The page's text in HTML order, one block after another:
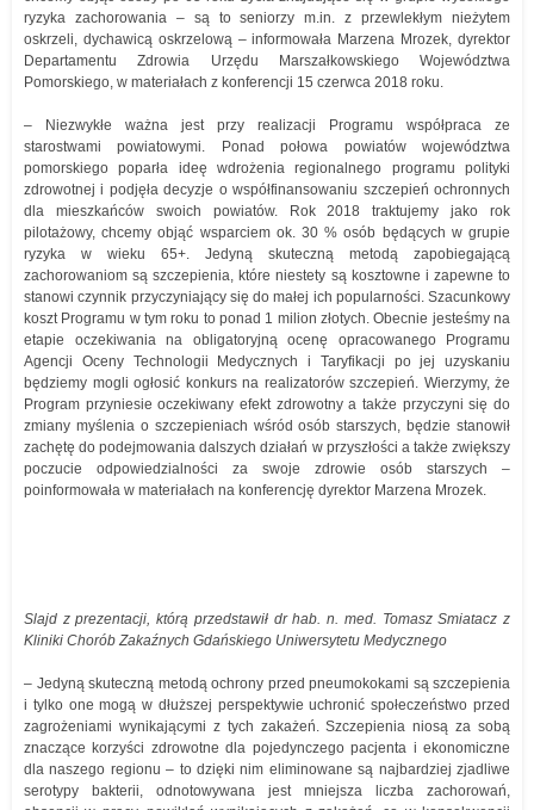
ryzyka zachorowania – są to seniorzy m.in. z przewlekłym nieżytem
oskrzeli, dychawicą oskrzelową – informowała Marzena Mrozek, dyrektor
Departamentu Zdrowia Urzędu Marszałkowskiego Województwa
Pomorskiego, w materiałach z konferencji 15 czerwca 2018 roku.
– Niezwykłe ważna jest przy realizacji Programu współpraca ze
starostwami powiatowymi. Ponad połowa powiatów województwa
pomorskiego poparła ideę wdrożenia regionalnego programu polityki
zdrowotnej i podjęła decyzje o współfinansowaniu szczepień ochronnych
dla mieszkańców swoich powiatów. Rok 2018 traktujemy jako rok
pilotażowy, chcemy objąć wsparciem ok. 30 % osób będących w grupie
ryzyka w wieku 65+. Jedyną skuteczną metodą zapobiegającą
zachorowaniom są szczepienia, które niestety są kosztowne i zapewne to
stanowi czynnik przyczyniający się do małej ich popularności. Szacunkowy
koszt Programu w tym roku to ponad 1 milion złotych. Obecnie jesteśmy na
etapie oczekiwania na obligatoryjną ocenę opracowanego Programu
Agencji Oceny Technologii Medycznych i Taryfikacji po jej uzyskaniu
będziemy mogli ogłosić konkurs na realizatorów szczepień. Wierzymy, że
Program przyniesie oczekiwany efekt zdrowotny a także przyczyni się do
zmiany myślenia o szczepieniach wśród osób starszych, będzie stanowił
zachętę do podejmowania dalszych działań w przyszłości a także zwiększy
poczucie odpowiedzialności za swoje zdrowie osób starszych –
poinformowała w materiałach na konferencję dyrektor Marzena Mrozek.
Slajd z prezentacji, którą przedstawił dr hab. n. med. Tomasz Smiatacz z
Kliniki Chorób Zakaźnych Gdańskiego Uniwersytetu Medycznego
– Jedyną skuteczną metodą ochrony przed pneumokokami są szczepienia
i tylko one mogą w dłuższej perspektywie uchronić społeczeństwo przed
zagrożeniami wynikającymi z tych zakażeń. Szczepienia niosą za sobą
znaczące korzyści zdrowotne dla pojedynczego pacjenta i ekonomiczne
dla naszego regionu – to dzięki nim eliminowane są najbardziej zjadliwe
serotypy bakterii, odnotowywana jest mniejsza liczba zachorowań,